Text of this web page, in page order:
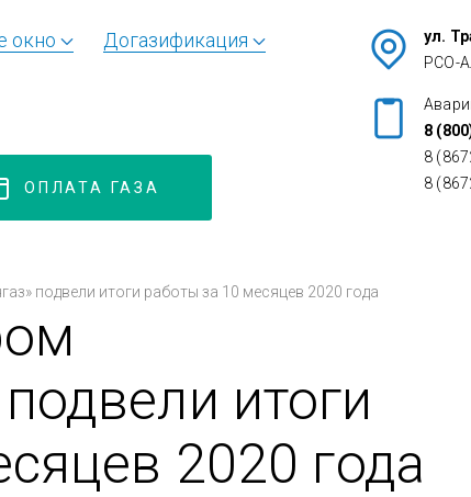
окно Догазификация
ОПЛАТА ГАЗА
ул.
РСО-
8
8
8
подвели итоги работы за 10 месяцев 2020 года
итоги
2020 года